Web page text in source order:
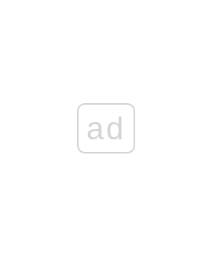
ad